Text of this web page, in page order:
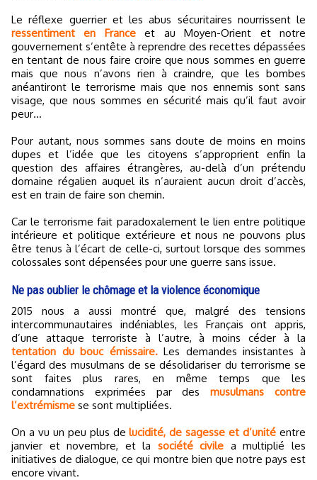
Le réflexe guerrier et les abus sécuritaires nourrissent le
ressentiment en Franceet au Moyen-Orient et notre
gouvernement s’entête à reprendre des recettes dépassées
en tentant de nous faire croire que nous sommes en guerre
mais que nous n’avons rien à craindre, que les bombes
anéantiront le terrorisme mais que nos ennemis sont sans
visage, que nous sommes en sécurité mais qu’il faut avoir
peur…
Pour autant, nous sommes sans doute de moins en moins
dupes et l’idée que les citoyens s’approprient enfin la
question des affaires étrangères, au-delà d’un prétendu
domaine régalien auquel ils n’auraient aucun droit d’accès,
est en train de faire son chemin.
Car le terrorisme fait paradoxalement le lien entre politique
intérieure et politique extérieure et nous ne pouvons plus
être tenus à l’écart de celle-ci, surtout lorsque des sommes
colossales sont dépensées pour une guerre sans issue.
Ne pas oublier le chômage et la violence économique
2015 nous a aussi montré que, malgré des tensions
intercommunautaires indéniables, les Français ont appris,
d’une attaque terroriste à l’autre, à moins céder à la
tentation du bouc émissaire.Les demandes insistantes à
l’égard des musulmans de se désolidariser du terrorisme se
sont faites plus rares, en même temps que les
condamnations exprimées par desmusulmans contre
l’extrémisme se sont multipliées.
On a vu un peu plus delucidité, de sagesse et d’unitéentre
janvier et novembre, et la société civile a multiplié les
initiatives de dialogue, ce qui montre bien que notre pays est
encore vivant.